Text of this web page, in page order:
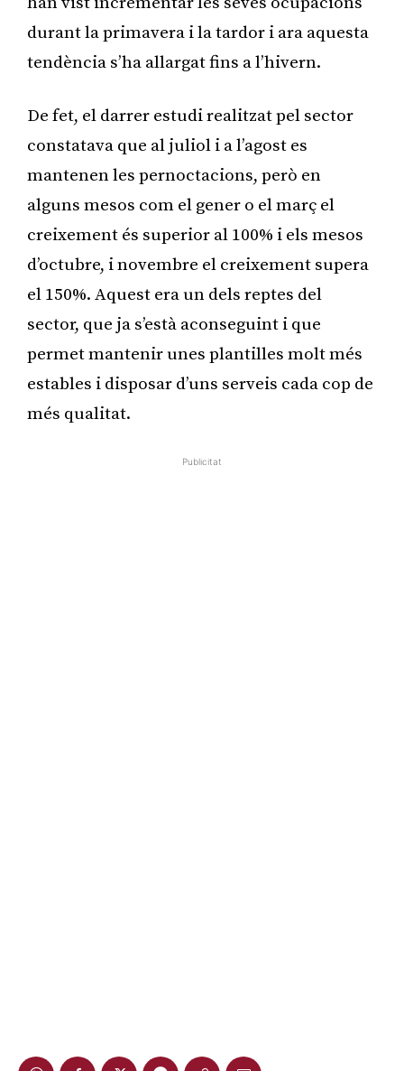
durant la primavera i la tardor i ara aquesta
tendència s’ha allargat fins a l’hivern.
De fet, el darrer estudi realitzat pel sector
constatava que al juliol i a l’agost es
mantenen les pernoctacions, però en
alguns mesos com el gener o el març el
creixement és superior al 100% i els mesos
d’octubre, i novembre el creixement supera
el 150%. Aquest era un dels reptes del
sector, que ja s’està aconseguint i que
permet mantenir unes plantilles molt més
estables i disposar d’uns serveis cada cop de
més qualitat.
Publicitat